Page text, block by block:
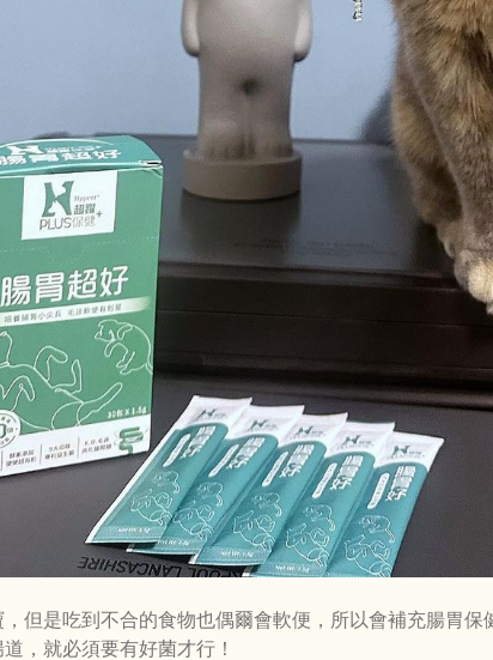
但是吃到不合的食物也偶爾會軟便，所以會補充腸胃保
，就必須要有好菌才行！